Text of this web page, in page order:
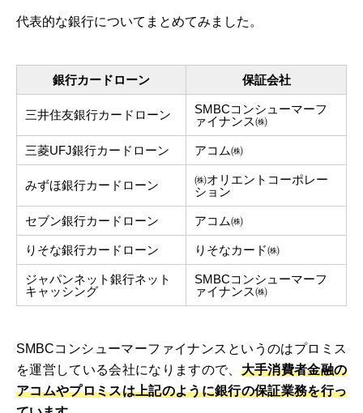
代表的な銀行についてまとめてみました。
銀行カードローン 保証会社
三井住友銀行カードローン
SMBCコンシューマーフ
ァイナンス㈱
三菱UFJ銀行カードローン アコム㈱
みずほ銀行カードローン
㈱オリエントコーポレー
ション
セブン銀行カードローン アコム㈱
りそな銀行カードローン りそなカード㈱
ジャパンネット銀行ネット
キャッシング
SMBCコンシューマーフ
ァイナンス㈱
SMBCコンシューマーファイナンスというのはプロミス
を運営している会社になりますので、 大手消費者金融の
アコムやプロミスは上記のように銀行の保証業務を行っ